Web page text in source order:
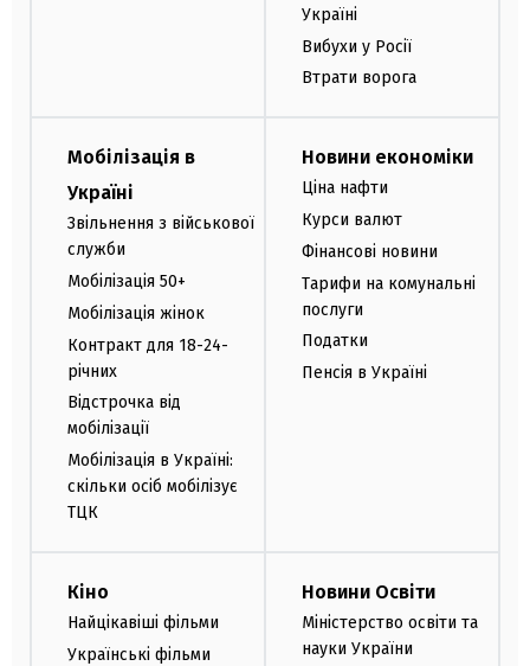
Україні
Вибухи у Росії
Втрати ворога
Мобілізація в
Україні
Звільнення з військової
служби
Мобілізація 50+
Мобілізація жінок
Контракт для 18-24-
річних
Відстрочка від
мобілізації
Мобілізація в Україні:
скільки осіб мобілізує
ТЦК
Новини економіки
Ціна нафти
Курси валют
Фінансові новини
Тарифи на комунальні
послуги
Податки
Пенсія в Україні
Кіно
Найцікавіші фільми
Українські фільми
Новини Освіти
Міністерство освіти та
науки України